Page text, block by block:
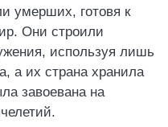
умерших, готовя к
Они строили
используя лишь
а их страна хранила
завоевана на